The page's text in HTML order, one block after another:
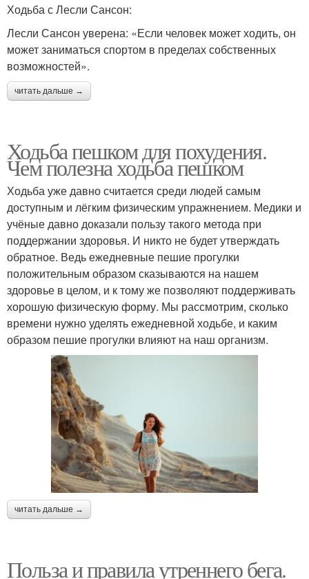
Ходьба с Лесли Сансон:
Лесли Сансон уверена: «Если человек может ходить, он
может заниматься спортом в пределах собственных
возможностей».
читать дальше →
Ходьба пешком для похудения.
Чем полезна ходьба пешком
Ходьба уже давно считается среди людей самым
доступным и лёгким физическим упражнением. Медики и
учёные давно доказали пользу такого метода при
поддержании здоровья. И никто не будет утверждать
обратное. Ведь ежедневные пешие прогулки
положительным образом сказываются на нашем
здоровье в целом, и к тому же позволяют поддерживать
хорошую физическую форму. Мы рассмотрим, сколько
времени нужно уделять ежедневной ходьбе, и каким
образом пешие прогулки влияют на наш организм.
читать дальше →
Польза и правила утреннего бега.